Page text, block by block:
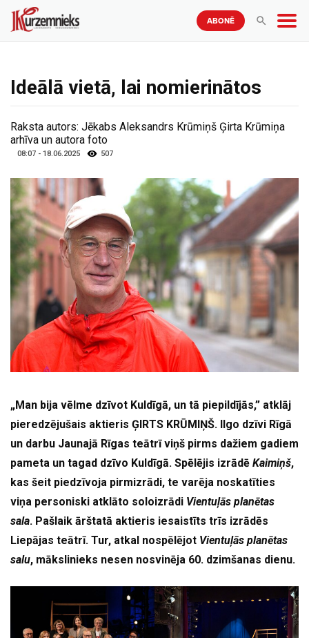
ABONĒ
Ideālā vietā, lai nomierinātos
Raksta autors: Jēkabs Aleksandrs Krūmiņš Ģirta Krūmiņa
arhīva un autora foto
08:07 - 18.06.2025 507
„Man bija vēlme dzīvot Kuldīgā, un tā piepildījās,” atklāj
pieredzējušais aktieris ĢIRTS KRŪMIŅŠ. Ilgo dzīvi Rīgā
un darbu Jaunajā Rīgas teātrī viņš pirms dažiem gadiem
pameta un tagad dzīvo Kuldīgā. Spēlējis izrādē Kaimiņš,
kas šeit piedzīvoja pirmizrādi, te varēja noskatīties
viņa personiski atklāto soloizrādi Vientuļās planētas
sala. Pašlaik ārštatā aktieris iesaistīts trīs izrādēs
Liepājas teātrī. Tur, atkal nospēlējot Vientuļās planētas
salu, mākslinieks nesen nosvinēja 60. dzimšanas dienu.